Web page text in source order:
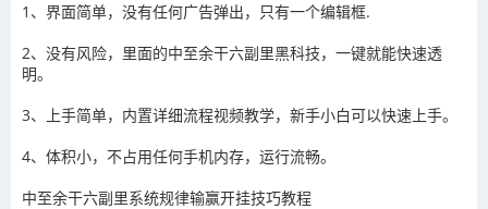
1、界面简单，没有任何广告弹出，只有一个编辑框.
2、没有风险，里面的中至余干六副里黑科技，一键就能快速透
明。
3、上手简单，内置详细流程视频教学，新手小白可以快速上手。
4、体积小，不占用任何手机内存，运行流畅。
中至余干六副里系统规律输赢开挂技巧教程